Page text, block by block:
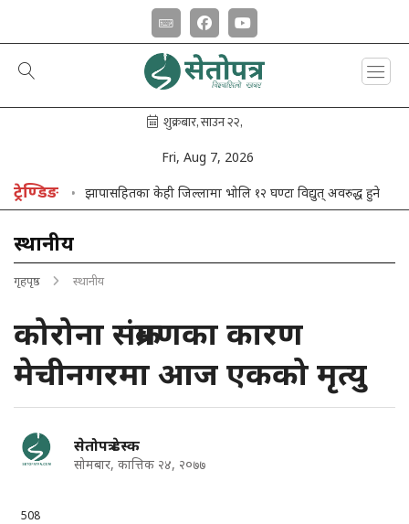
Fri, Aug 7, 2026
ट्रेण्डिङझापासहितका केही जिल्लामा भोलि १२ घण्टा विद्युत् अवरुद्ध हुने
स्थानीय
गृहपृष्ठ स्थानीय
कोरोना संक्रमणका कारण
मेचीनगरमा आज एकको मृत्यु
सेतोपत्र डेस्क
सोमबार, कात्तिक २४, २०७७
508